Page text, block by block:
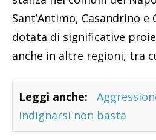
Sant’Antimo, Casandrino e
dotata di significative
anche in altre regioni, tra
Leggi anche:
indignarsi non basta